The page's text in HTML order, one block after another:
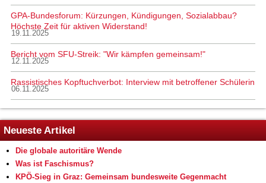
GPA-Bundesforum: Kürzungen, Kündigungen, Sozialabbau?
Höchste Zeit für aktiven Widerstand!
19.11.2025
Bericht vom SFU-Streik: "Wir kämpfen gemeinsam!"
12.11.2025
Rassistisches Kopftuchverbot: Interview mit betroffener Schülerin
06.11.2025
Neueste Artikel
Die globale autoritäre Wende
Was ist Faschismus?
KPÖ-Sieg in Graz: Gemeinsam bundesweite Gegenmacht